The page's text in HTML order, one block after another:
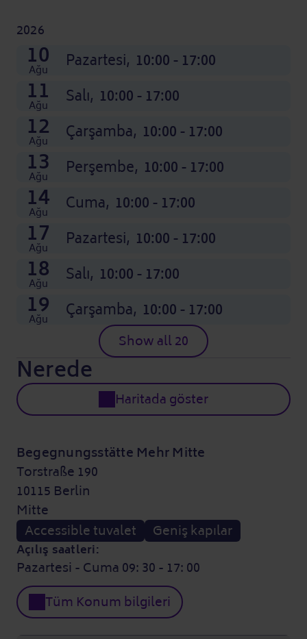
2026
10
Ağu Pazartesi, 10:00 - 17:00
11
Ağu Salı, 10:00 - 17:00
12
Ağu Çarşamba, 10:00 - 17:00
13
Ağu Perşembe, 10:00 - 17:00
14
Ağu Cuma, 10:00 - 17:00
17
Ağu Pazartesi, 10:00 - 17:00
18
Ağu Salı, 10:00 - 17:00
19
Ağu Çarşamba, 10:00 - 17:00
20
Ağu Perşembe,
10:00 - 17:00
21
Ağu Cuma,
10:00 - 17:00
24
Ağu Pazartesi,
10:00 - 17:00
25
Ağu Salı,
10:00 - 17:00
26
Ağu Çarşamba,
10:00 - 17:00
27
Ağu Perşembe,
10:00 - 17:00
28
Ağu Cuma,
10:00 - 17:00
31
Ağu Pazartesi,
10:00 - 17:00
01
Eyl Salı,
10:00 - 17:00
02
Eyl Çarşamba,
10:00 - 17:00
03
Eyl Perşembe,
10:00 - 17:00
04
Eyl Cuma,
10:00 - 17:00
Show all 20
Nerede
Haritada göster
Begegnungsstätte Mehr Mitte
Torstraße 190
10115 Berlin
Mitte
Accessible tuvalet
Geniş kapılar
Açılış saatleri:
Pazartesi - Cuma 09: 30 - 17: 00
Tüm Konum bilgileri